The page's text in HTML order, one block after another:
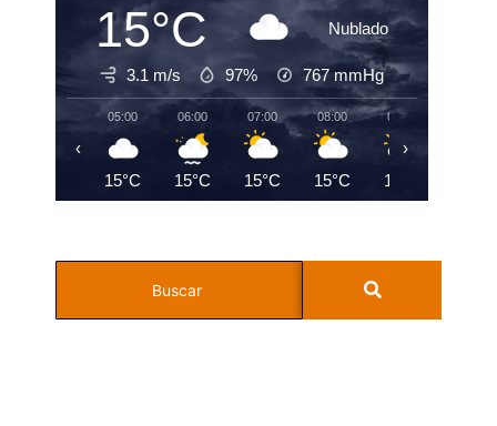
15°C Nublado
3.1 m/s 97% 767 mmHg
05:00
15°C
06:00
15°C
07:00
15°C
08:00
15°C
09:00
15°C
‹ ›